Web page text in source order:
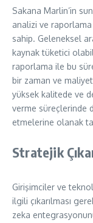
Sakana Marlin’in
analizi ve
sahip. Geleneksel
kaynak tüketici
raporlama ile bu
bir zaman ve
yüksek kalitede ve
verme süreçlerinde
etmelerine olanak
Stratejik
Girişimciler ve
ilgili çıkarılması
zeka